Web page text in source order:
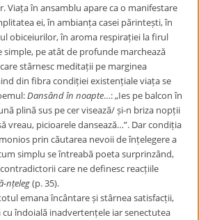
Viața în ansamblu apare ca o manifestare
ei, în ambianța casei părintești, în
obiceiurilor, în aroma respirației la firul
simple, pe atât de profunde marchează
stârnesc meditații pe marginea
din fibra condiției existențiale viața se
Dansând în noapte…: „Ies pe balcon în
plină sus pe cer visează/ și-n briza nopții
vreau, picioarele dansează…”. Dar condiția
prin căutarea nevoii de înțelegere a
simplu se întreabă poeta surprinzând,
care ne definesc reacțiile
nțeleg(p. 35).
emana încântare și stârnea satisfacții,
îndoială inadvertențele iar senectutea